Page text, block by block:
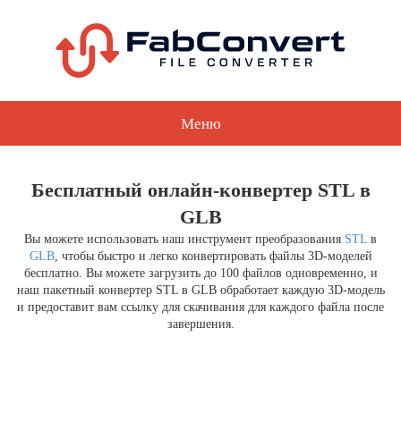
Меню
Бесплатный онлайн-конвертер STL в
GLB
Вы можете использовать наш инструмент преобразования STL в
GLB, чтобы быстро и легко конвертировать файлы 3D-моделей
бесплатно. Вы можете загрузить до 100 файлов одновременно, и
наш пакетный конвертер STL в GLB обработает каждую 3D-модель
и предоставит вам ссылку для скачивания для каждого файла после
завершения.